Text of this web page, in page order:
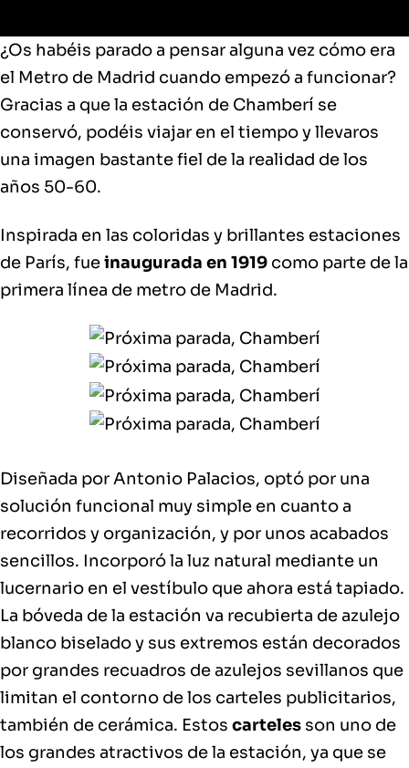
¿Os habéis parado a pensar alguna vez cómo era
el Metro de Madrid cuando empezó a funcionar?
Gracias a que la estación de Chamberí se
conservó, podéis viajar en el tiempo y llevaros
una imagen bastante fiel de la realidad de los
años 50-60.
Inspirada en las coloridas y brillantes estaciones
de París, fueinaugurada en 1919 como parte de la
primera línea de metro de Madrid.
Diseñada por Antonio Palacios, optó por una
solución funcional muy simple en cuanto a
recorridos y organización, y por unos acabados
sencillos. Incorporó la luz natural mediante un
lucernario en el vestíbulo que ahora está tapiado.
La bóveda de la estación va recubierta deazulejo
blanco biseladoy sus extremos están decorados
por grandes recuadros deazulejos sevillanos que
limitan el contorno de los carteles publicitarios,
también de cerámica. Estos carteles son uno de
los grandes atractivos de la estación, ya que se